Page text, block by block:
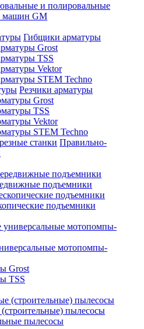
и полировальные
машин GM
Гибщики арматуры
Grost
TSS
Vektor
STEM Techno
Резчики арматуры
Grost
TSS
Vektor
STEM Techno
Правильно-
подъемники
подъемники
мотопомпы-
Grost
TSS
пылесосы